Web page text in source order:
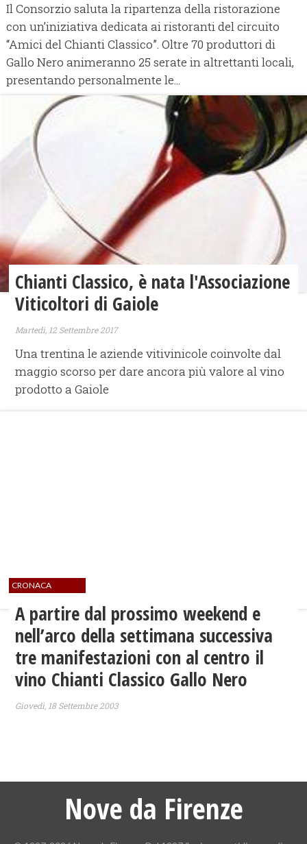
Il Consorzio saluta la ripartenza della ristorazione
con un’iniziativa dedicata ai ristoranti del circuito
“Amici del Chianti Classico”. Oltre 70 produttori di
Gallo Nero animeranno 25 serate in altrettanti locali,
presentando personalmente le...
Chianti Classico, è nata l'Associazione
Viticoltori di Gaiole
Martedì, 12 Settembre 2017
Una trentina le aziende vitivinicole coinvolte dal
maggio scorso per dare ancora più valore al vino
prodotto a Gaiole
CRONACA
A partire dal prossimo weekend e
nell’arco della settimana successiva
tre manifestazioni con al centro il
vino Chianti Classico Gallo Nero
Giovedì, 18 Settembre 2003
Nove da Firenze